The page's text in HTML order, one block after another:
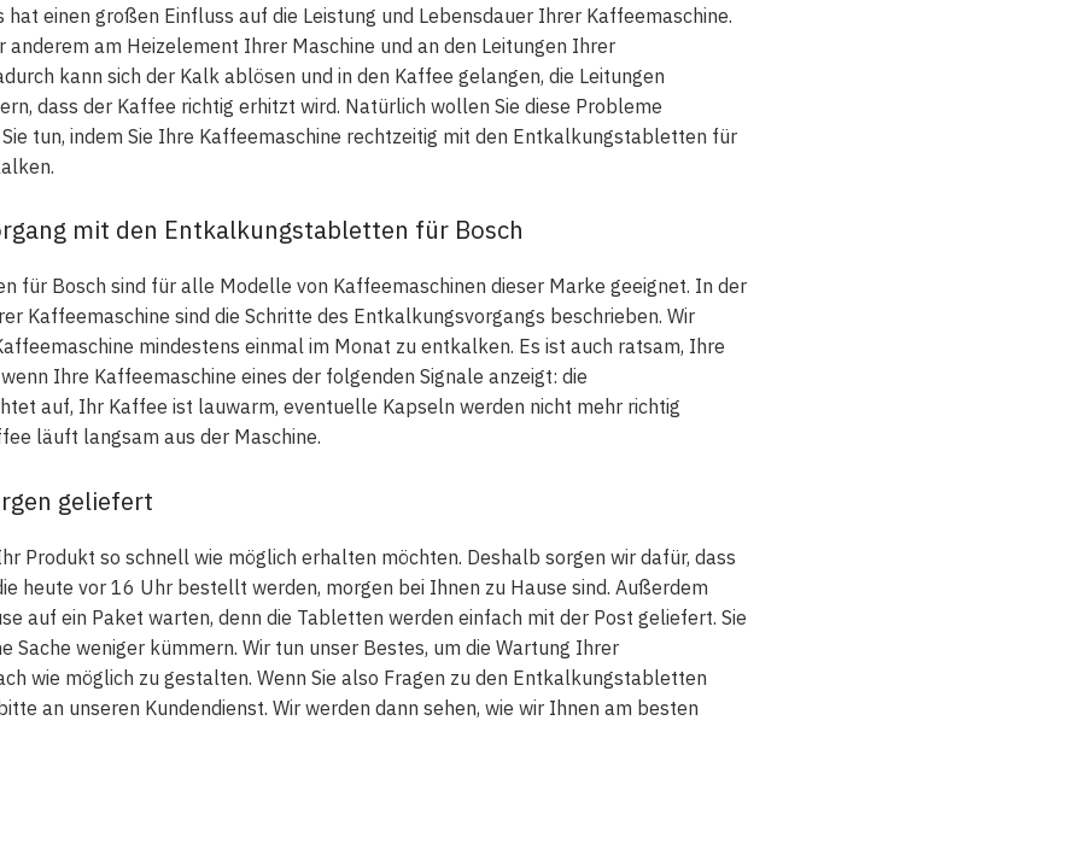
hat einen großen Einfluss auf die Leistung und Lebensdauer Ihrer Kaffeemaschine.
anderem am Heizelement Ihrer Maschine und an den Leitungen Ihrer
kann sich der Kalk ablösen und in den Kaffee gelangen, die Leitungen
dass der Kaffee richtig erhitzt wird. Natürlich wollen Sie diese Probleme
tun, indem Sie Ihre Kaffeemaschine rechtzeitig mit den Entkalkungstabletten für
mit den Entkalkungstabletten für Bosch
für Bosch sind für alle Modelle von Kaffeemaschinen dieser Marke geeignet. In der
Kaffeemaschine sind die Schritte des Entkalkungsvorgangs beschrieben. Wir
mindestens einmal im Monat zu entkalken. Es ist auch ratsam, Ihre
Ihre Kaffeemaschine eines der folgenden Signale anzeigt: die
auf, Ihr Kaffee ist lauwarm, eventuelle Kapseln werden nicht mehr richtig
läuft langsam aus der Maschine.
geliefert
Produkt so schnell wie möglich erhalten möchten. Deshalb sorgen wir dafür, dass
heute vor 16 Uhr bestellt werden, morgen bei Ihnen zu Hause sind. Außerdem
auf ein Paket warten, denn die Tabletten werden einfach mit der Post geliefert. Sie
Sache weniger kümmern. Wir tun unser Bestes, um die Wartung Ihrer
wie möglich zu gestalten. Wenn Sie also Fragen zu den Entkalkungstabletten
an unseren Kundendienst. Wir werden dann sehen, wie wir Ihnen am besten